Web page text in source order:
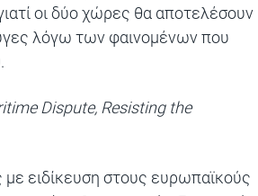
οι δύο χώρες θα αποτελέσουν
λόγω των φαινομένων που
Dispute, Resisting the
με ειδίκευση στους ευρωπαϊκούς